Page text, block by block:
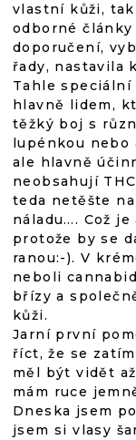
vlastní kůži,
odborné články
doporučení,
řady, nastavila
Tahle speciální
hlavně lidem,
těžký boj s
lupénkou nebo
ale hlavně
neobsahují
teda netěšte
náladu…. Což
protože by se
ranou:-). V
neboli
břízy a
kůži.
Jarní první
říct, že se
měl být vidět
mám ruce
Dneska jsem
jsem si vlasy